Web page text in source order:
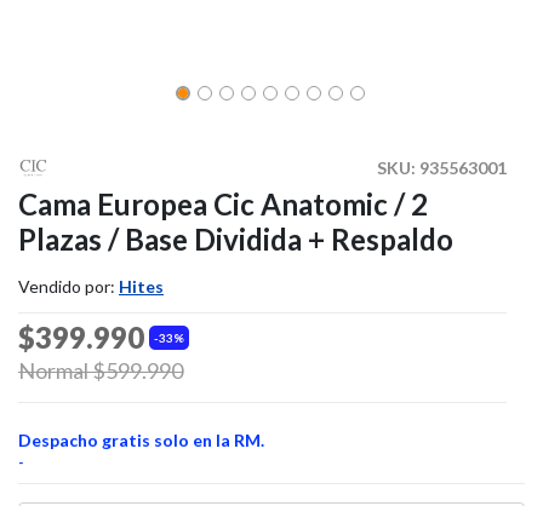
SKU: 935563001
Cama Europea Cic Anatomic / 2
Plazas / Base Dividida + Respaldo
Vendido por: Hites
33%
$399.990
Price reduced from
Normal $599.990to
Despacho gratis solo en la RM.
-